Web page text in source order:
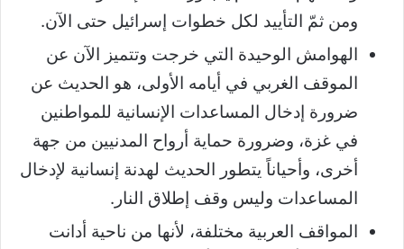
ومن ثمّ التأييد لكل خطوات إسرائيل حتى الآن.
الهوامش الوحيدة التي خرجت وتتميز الآن عن
الموقف الغربي في أيامه الأولى، هو الحديث عن
ضرورة إدخال المساعدات الإنسانية للمواطنين
في غزة، وضرورة حماية أرواح المدنيين من جهة
أخرى، وأحياناً يتطور الحديث لهدنة إنسانية لإدخال
المساعدات وليس وقف إطلاق النار.
المواقف العربية مختلفة، لأنها من ناحية أدانت